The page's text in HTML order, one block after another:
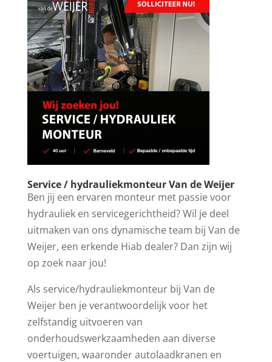
Service / hydrauliekmonteur Van de Weijer
Ben jij een ervaren monteur met passie voor
hydrauliek en servicegerichtheid? Wil je deel
uitmaken van ons dynamische team bij Van de
Weijer, een erkende Hiab dealer? Dan zijn wij
op zoek naar jou!
Als service/hydrauliekmonteur bij Van de
Weijer ben je verantwoordelijk voor het
zelfstandig uitvoeren van
onderhoudswerkzaamheden aan diverse
voertuigen, waaronder autolaadkranen en